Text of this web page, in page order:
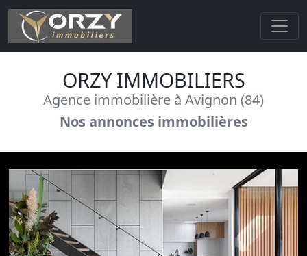
ORZY IMMOBILIERS
Agence immobilière à Avignon (84)
Nos annonces immobilières